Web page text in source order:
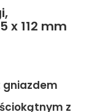
x 112 mm
gniazdem
z